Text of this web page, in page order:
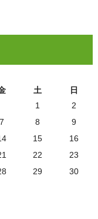
土
日
1
2
7 8
9
15
16
22
23
29
30